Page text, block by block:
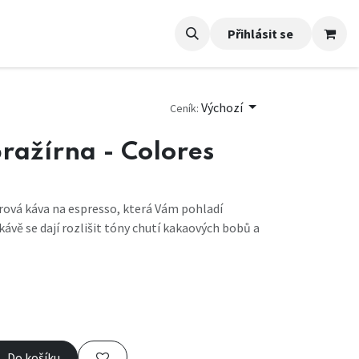
Přihlásit se
Ceník: Výchozí
- Colores
káva na espresso, která Vám pohladí
se dají rozlišit tóny chutí kakaových bobů a